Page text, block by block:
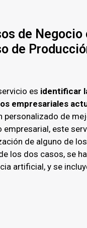
de Negocio
de
es identificar
empresariales
personalizado de
empresarial, este
de alguno de
los dos casos, se
artificial, y se